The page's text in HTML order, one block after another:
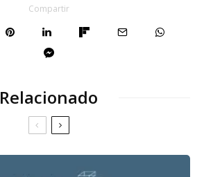
Compartir
Relacionado